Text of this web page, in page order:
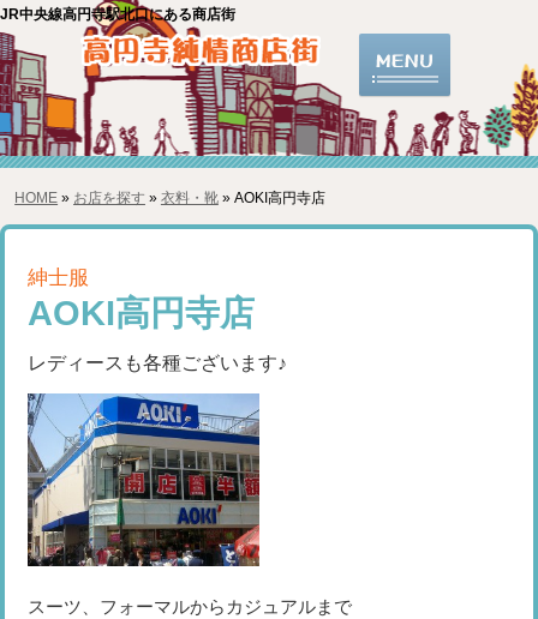
JR中央線高円寺駅北口にある商店街
HOME » お店を探す » 衣料・靴» AOKI高円寺店
紳士服
AOKI高円寺店
レディースも各種ございます♪
スーツ、フォーマルからカジュアルまで